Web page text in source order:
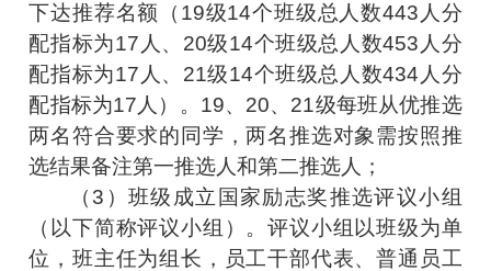
下达推荐名额（19级14个班级总人数443人分
配指标为17人、20级14个班级总人数453人分
配指标为17人、21级14个班级总人数434人分
配指标为17人）。19、20、21级每班从优推选
两名符合要求的同学，两名推选对象需按照推
选结果备注第一推选人和第二推选人；
（3）班级成立国家励志奖推选评议小组
（以下简称评议小组）。评议小组以班级为单
位，班主任为组长，员工干部代表、普通员工